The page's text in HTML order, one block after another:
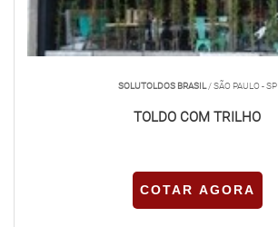
SOLUTOLDOS BRASIL/ SÃO PAULO - SP
TOLDO COM TRILHO
COTAR AGORA